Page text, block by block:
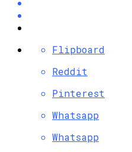
Flipboard
Reddit
Pinterest
Whatsapp
Whatsapp